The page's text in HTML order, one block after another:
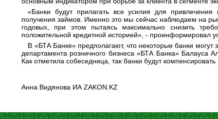
«Банки будут прилагать все усилия для
получения займов. Именно это мы сейчас наблюдаем на
годовых, при этом пытаясь максимально снизить
положительной кредитной историей», -
В «БТА Банке» предполагают, что некоторые банки могут
департамента розничного бизнеса «БТА Банка» Балауса
Как отметила собеседница, так банки будут
Анна Видянова ИА ZAKON.KZ